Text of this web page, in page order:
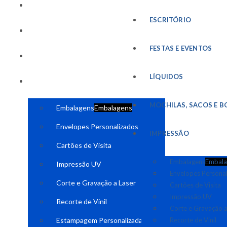
EmbalagensEmbalagens
Envelopes Personalizados
Cartões de Visita
Impressão UV
Corte e Gravação a Laser
Recorte de Vinil
Estampagem Personalizada
ESCRITÓRIO
FESTAS E EVENTOS
LÍQUIDOS
MOCHILAS, SACOS E
IMPRESSÃO
Embalagens
Envelopes
Cartões de Visita
Impressão UV
Corte e Gravação
Recorte de Vinil